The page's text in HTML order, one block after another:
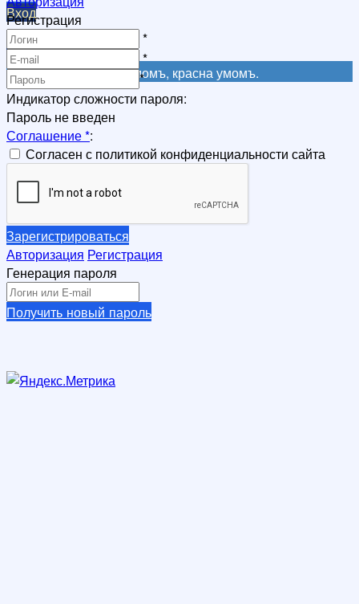
Вход
Регистрация
Регистрация
Не красна книга письмомъ, красна умомъ.
Регистрация
*
*
*
Индикатор сложности пароля:
Пароль не введен
Соглашение*:
Согласен с политикой конфиденциальности сайта
Зарегистрироваться
Авторизация Регистрация
Генерация пароля
Получить новый пароль